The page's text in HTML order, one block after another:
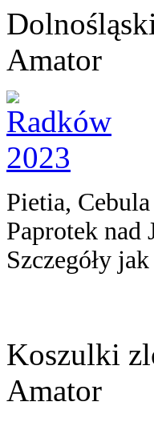
Amator
Pietia,
Paprotek
Szczegóły
Koszulki
Amator